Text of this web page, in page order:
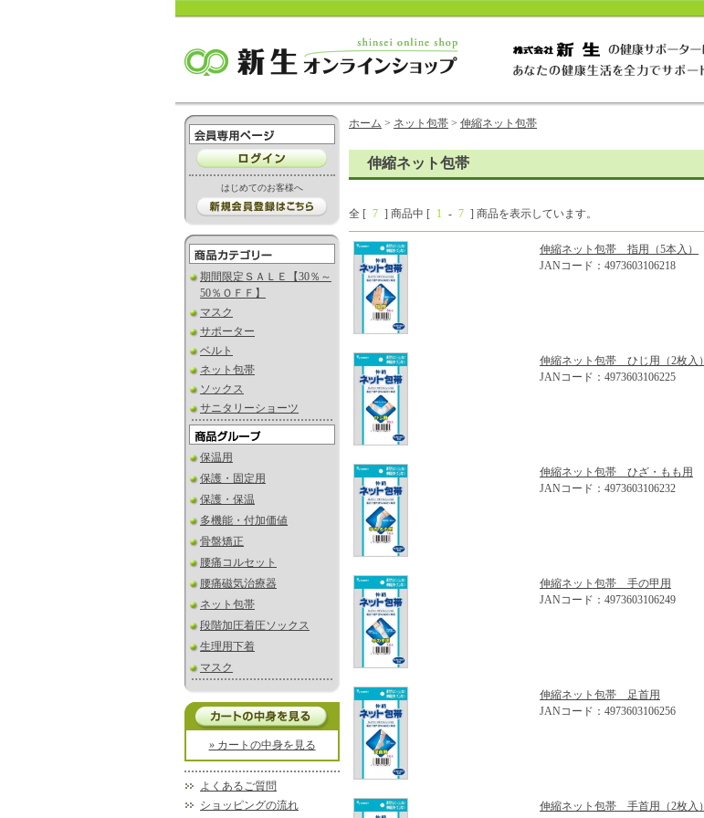
はじめてのお客様へ
期間限定ＳＡＬＥ【30％～
50％ＯＦＦ】
マスク
サポーター
ベルト
ネット包帯
ソックス
サニタリーショーツ
保温用
保護・固定用
保護・保温
多機能・付加価値
骨盤矯正
腰痛コルセット
腰痛磁気治療器
ネット包帯
段階加圧着圧ソックス
生理用下着
マスク
» カートの中身を見る
よくあるご質問
ショッピングの流れ
ホーム > ネット包帯 > 伸縮ネット包帯
伸縮ネット包帯
全 [ 7 ] 商品中 [ 1 - 7 ] 商品を表示しています。
伸縮ネット包帯 指用（5本入）
JANコード：4973603106218
伸縮ネット包帯 ひじ用（2枚入）
JANコード：4973603106225
伸縮ネット包帯 ひざ・もも用
JANコード：4973603106232
伸縮ネット包帯 手の甲用
JANコード：4973603106249
伸縮ネット包帯 足首用
JANコード：4973603106256
伸縮ネット包帯 手首用（2枚入）